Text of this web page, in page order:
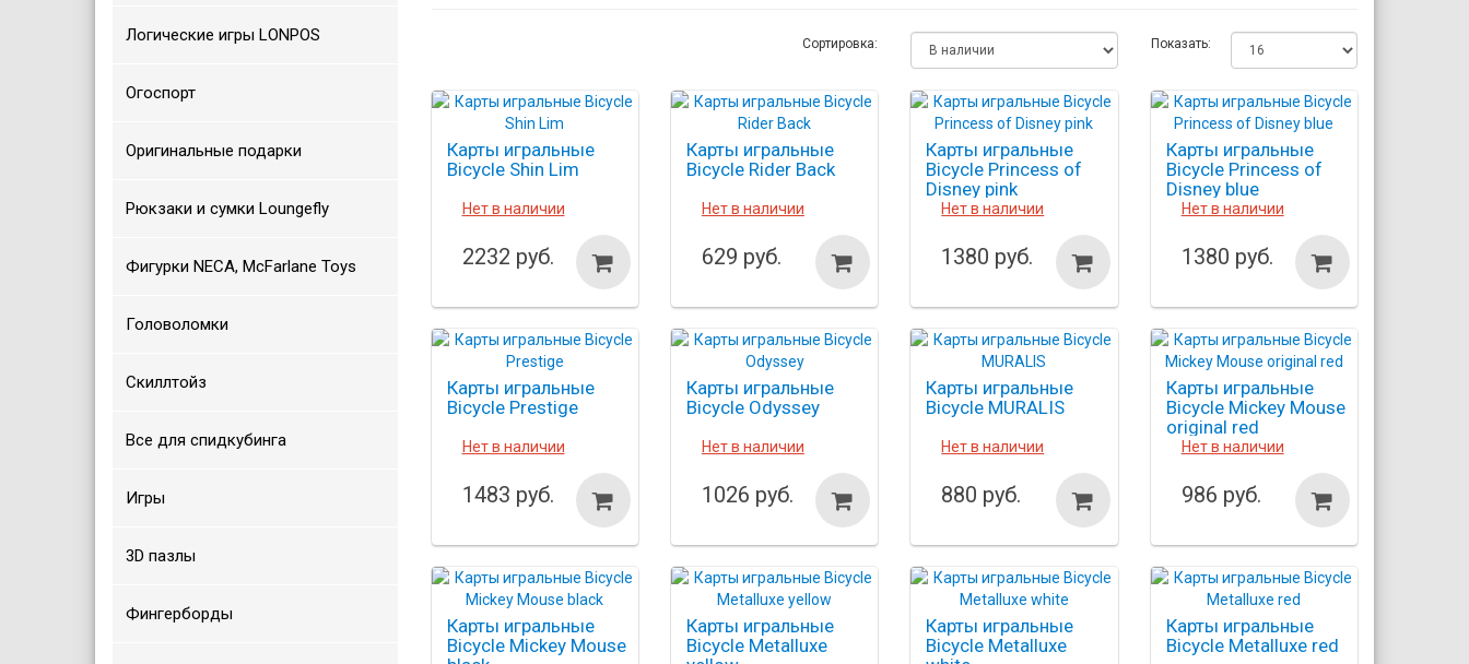
Логические игры LONPOS
Огоспорт
Оригинальные подарки
Рюкзаки и сумки Loungefly
Фигурки NECA, McFarlane Toys
Головоломки
Скиллтойз
Все для спидкубинга
Игры
3D пазлы
Фингерборды
Сортировка: Показать:
Карты игральные
Bicycle Shin Lim
Нет в наличии
2232 руб.
Карты игральные
Bicycle Rider Back
Нет в наличии
629 руб.
Карты игральные
Bicycle Princess of
Disney pink
Нет в наличии
1380 руб.
Карты игральные
Bicycle Princess of
Disney blue
Нет в наличии
1380 руб.
Карты игральные
Bicycle Prestige
Нет в наличии
1483 руб.
Карты игральные
Bicycle Odyssey
Нет в наличии
1026 руб.
Карты игральные
Bicycle MURALIS
Нет в наличии
880 руб.
Карты игральные
Bicycle Mickey Mouse
original red
Нет в наличии
986 руб.
Карты игральные
Bicycle Mickey Mouse
Карты игральные
Bicycle Metalluxe
Карты игральные
Bicycle Metalluxe
Карты игральные
Bicycle Metalluxe red